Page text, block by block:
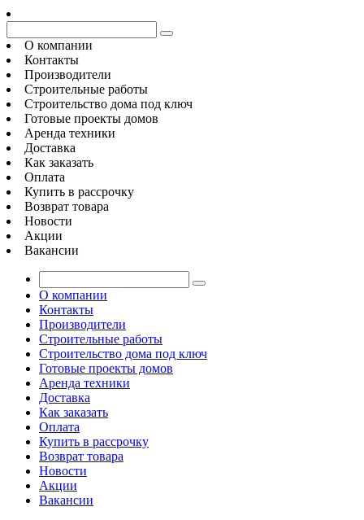
О компании
Контакты
Производители
Строительные работы
Строительство дома под ключ
Готовые проекты домов
Аренда техники
Доставка
Как заказать
Оплата
Купить в рассрочку
Возврат товара
Новости
Акции
Вакансии
О компании
Контакты
Производители
Строительные работы
Строительство дома под ключ
Готовые проекты домов
Аренда техники
Доставка
Как заказать
Оплата
Купить в рассрочку
Возврат товара
Новости
Акции
Вакансии